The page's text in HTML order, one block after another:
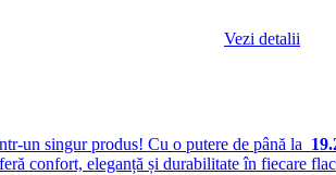
Vezi detalii
un singur produs! Cu o putere de până la
confort, eleganță și durabilitate în fiecare